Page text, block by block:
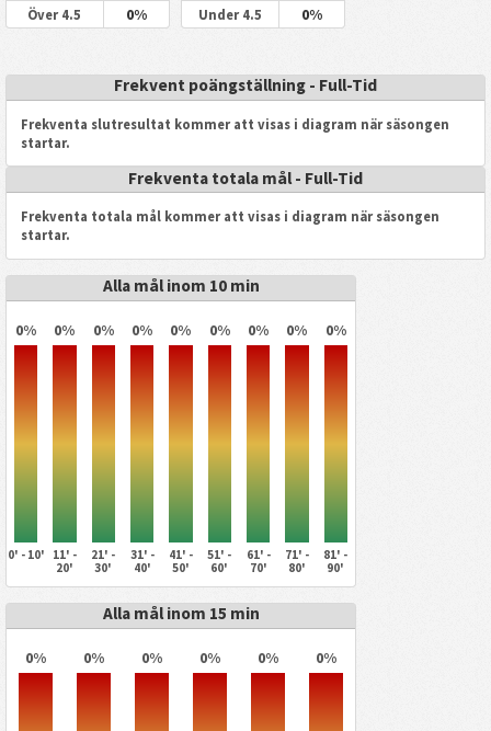
Över 4.5 0% Under 4.5 0%
Frekvent poängställning - Full-Tid
Frekventa slutresultat kommer att visas i diagram när säsongen
startar.
Frekventa totala mål - Full-Tid
Frekventa totala mål kommer att visas i diagram när säsongen
startar.
Alla mål inom 10 min
0% 0% 0% 0% 0% 0% 0% 0% 0%
0' - 10'
11' -
20'
21' -
30'
31' -
40'
41' -
50'
51' -
60'
61' -
70'
71' -
80'
81' -
90'
Alla mål inom 15 min
0% 0% 0% 0% 0% 0%